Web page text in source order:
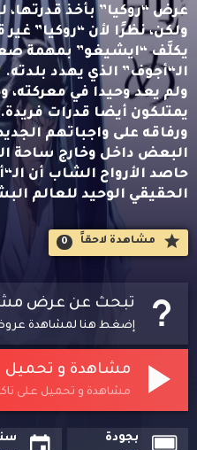
عرض “روكيا” بأخذ
ولكن، نظرًا لأن “روكيا”
يكلَّف “ايشيغو” بمهمة
الـ“أجوف” الذي يهدد
ولم يعد وحيدا في معركته،
يمتلكون أيضا قدرات
ورفاقه على واجباتهم
البعض داخل وخارج ساحة
حاصد الأرواح الشاب أن
الحقيقي الوحيد للعالم
مشاهدة لاحقاََ 0
تبحث عن عرض
إضغط هنا لمشاهدة
مشاهدة و تحميل
مشاهدة و تحميل على
بجودة